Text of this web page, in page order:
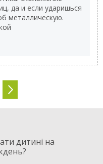
да и если ударишься
металлическую.
дитині на